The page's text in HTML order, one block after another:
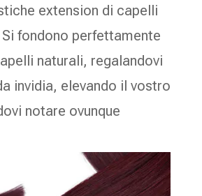
extension di capelli
Si fondono perfettamente
naturali, regalandovi
invidia, elevando il vostro
notare ovunque